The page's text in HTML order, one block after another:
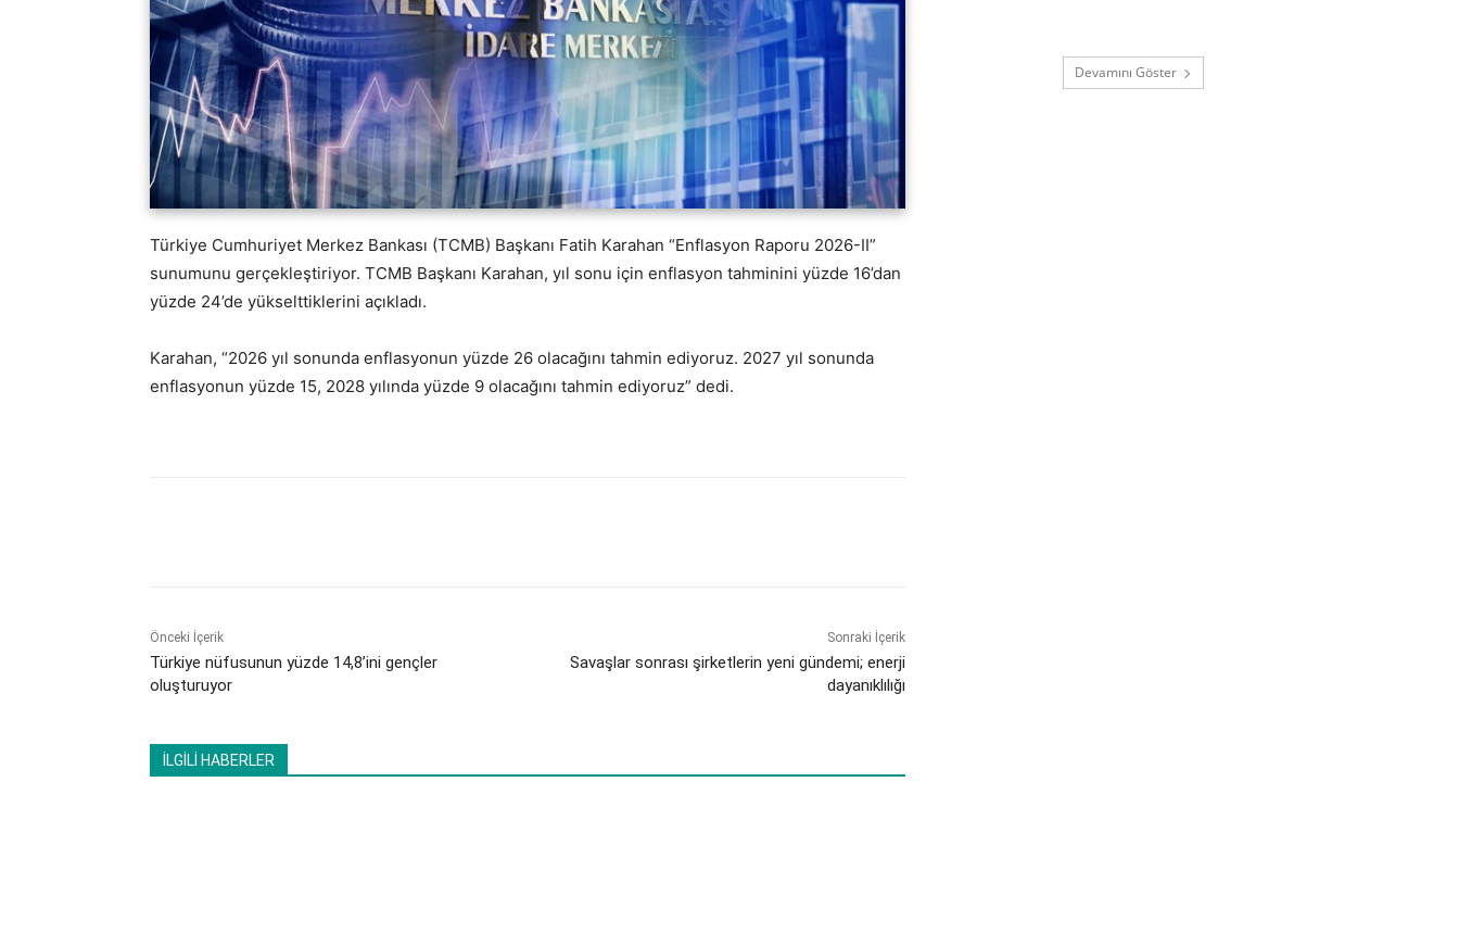
Türkiye Cumhuriyet Merkez Bankası (TCMB) Başkanı Fatih Karahan “Enflasyon Raporu 2026-II”
sunumunu gerçekleştiriyor. TCMB Başkanı Karahan, yıl sonu için enflasyon tahminini yüzde 16’dan
yüzde 24’de yükselttiklerini açıkladı.
Karahan, “2026 yıl sonunda enflasyonun yüzde 26 olacağını tahmin ediyoruz. 2027 yıl sonunda
enflasyonun yüzde 15, 2028 yılında yüzde 9 olacağını tahmin ediyoruz” dedi.
Önceki İçerik
​Türkiye nüfusunun yüzde 14,8’ini gençler
oluşturuyor
Sonraki İçerik
​Savaşlar sonrası şirketlerin yeni gündemi; enerji
dayanıklılığı
İLGİLİ HABERLER
Devamını Göster